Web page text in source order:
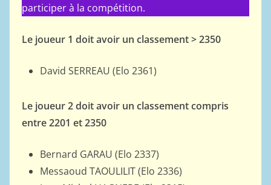
participer à la compétition.
Le joueur 1 doit avoir un classement > 2350
David SERREAU (Elo 2361)
Le joueur 2 doit avoir un classement compris
entre 2201 et 2350
Bernard GARAU (Elo 2337)
Messaoud TAOULILIT (Elo 2336)